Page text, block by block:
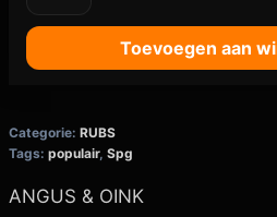
Toevoegen aan
Categorie: RUBS
Tags: populair, Spg
ANGUS & OINK